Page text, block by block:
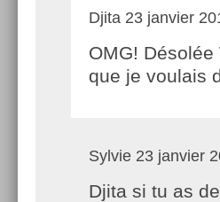
Djita 23 janvier
OMG!
que je voulais
Sylvie 23 janvier
Djita si tu as